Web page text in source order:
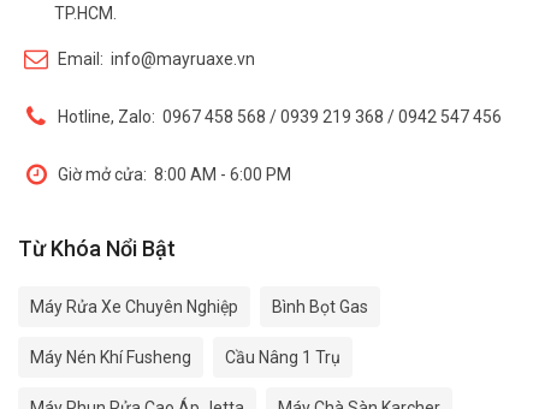
TP.HCM.
Email: info@mayruaxe.vn
Hotline, Zalo: 0967 458 568 / 0939 219 368 / 0942 547 456
Giờ mở cửa: 8:00 AM - 6:00 PM
Từ Khóa Nổi Bật
Máy Rửa Xe Chuyên Nghiệp Bình Bọt Gas
Máy Nén Khí Fusheng Cầu Nâng 1 Trụ